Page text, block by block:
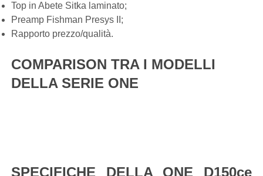
Top in Abete Sitka laminato;
Preamp Fishman Presys II;
Rapporto prezzo/qualità.
COMPARISON TRA I MODELLI
DELLA SERIE ONE
SPECIFICHE DELLA ONE D150ce